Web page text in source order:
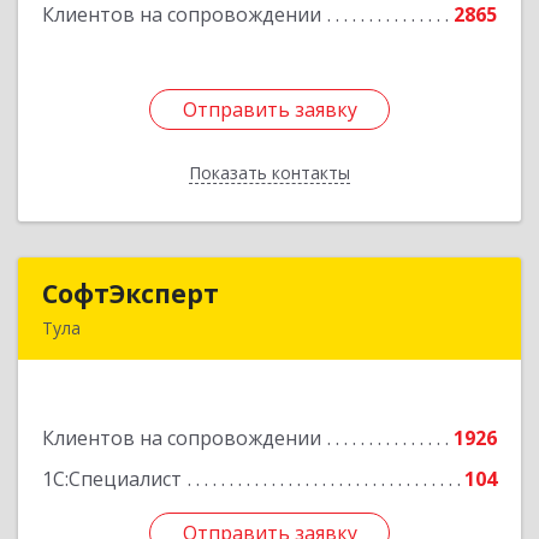
Клиентов на сопровождении 2865
Отправить заявку
Показать контакты
Подробнее
Отправить заявку
Назад
СофтЭксперт
Тула
Клиентов на сопровождении
1926
1С:Специалист
104
Отправить заявку
Подробнее
Отправить заявку